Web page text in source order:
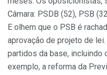
Câmara: PSDB (52), PSB
E olhem que o PSB é
aprovação de projeto de
partidos da base, incluindo
exemplo, a reforma da